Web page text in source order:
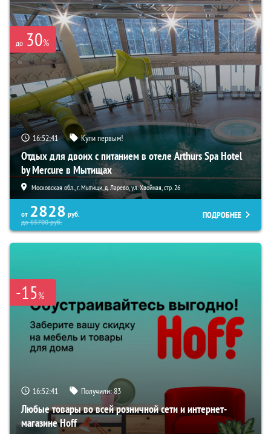
до 30%
16:52:40 Купи первым!
Отдых для двоих с питанием в отеле Arthurs Spa Hotel
by Mercure в Мытищах
Московская обл., г. Мытищи, д. Ларево, ул. Хвойная, стр. 26
от 2828 руб.
до65700руб.
ПОДРОБНЕЕ
-15%
16:52:40 Получили:83
Любые товары во всей розничной сети и интернет-
магазине Hoff